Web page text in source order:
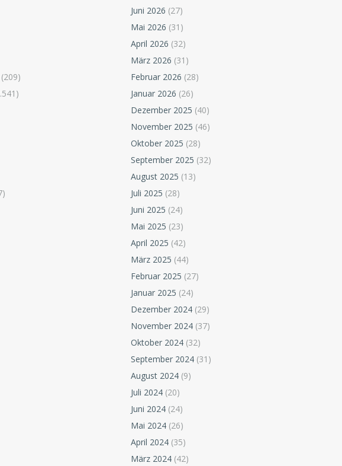
(209)
Juni 2026 (27)
Mai 2026 (31)
April 2026 (32)
März 2026 (31)
Februar 2026 (28)
Januar 2026 (26)
Dezember 2025 (40)
November 2025 (46)
Oktober 2025 (28)
September 2025 (32)
August 2025 (13)
Juli 2025 (28)
Juni 2025 (24)
Mai 2025 (23)
April 2025 (42)
März 2025 (44)
Februar 2025 (27)
Januar 2025 (24)
Dezember 2024 (29)
November 2024 (37)
Oktober 2024 (32)
September 2024 (31)
August 2024 (9)
Juli 2024 (20)
Juni 2024 (24)
Mai 2024 (26)
April 2024 (35)
März 2024 (42)